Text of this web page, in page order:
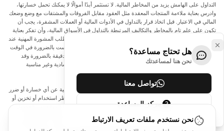
التداول على الهامش يزيد من المخاطر المالية. لا تستثمر أبدًا أموالًا لا يمكنك تحمل خسارتها،
وادرس بعناية ملاءمة المنتجات المعقدة مثل العقود مقابل الفروقات والمشتقات مع وضع وضعك
المالي في الاعتبار. قبل اتخاذ قرار بالتداول في الأدوات المالية أو العملات المشفرة، يجب أن
تكون على علم تام بالمخاطر والتكاليف المرتبطة بالتداول في الأسواق المالية، وأن تفكر بعناية
في أهدافك الاستثمارية ومستوى خبرتك ورغبتك في المخاطرة، وأن تطلب المشورة المهنية عند
الحاجة. تود Arincen أن تذكرك بأن البيانات الواردة في هذا الموقع ليست بالضرورة في الوقت
الفعلي وليست دقيقة. البيانات والأسعار الموجودة على الموقع ليست دقيقة بالضرورة وقد
تختلف عن السعر الفعلي في أي سوق معينة، مما يعني أن الأسعار إرشادية وغير مناسبة
لأغراض التداول.
لن يتحمل Arincen وأي مزود للبيانات الواردة في هذا الموقع المسؤولية عن أي خسارة أو ضرر
نتيجة لتداولك، أو اعتمادك على المعلومات الواردة في هذا الموقع. يحظر استخدام أو تخزين أو
إعادة إنتاج أو عرض أو تعديل أو نقل أو توزيع البيانات الموجودة في هذا الموقع دون الحصول
على إذن كتابي صريح مسبق من Arincen و/أو مزود البيانات. جميع حقوق الملكية الفكرية
محفوظة من قبل مقدمي الخدمة و/أو البورصة التي تقدم البيانات الواردة في هذا الموقع. قد
هل تحتاج مساعدة؟
نحن هنا لمساعدتك
تواصل معنا
مركز المساعدة
نحن نستخدم ملفات تعريف الارتباط